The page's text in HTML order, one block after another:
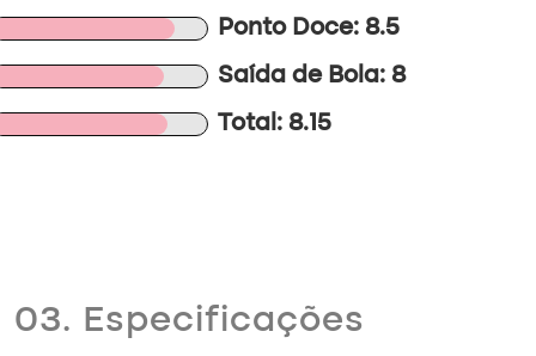
Ponto Doce: 8.5
Saída de Bola: 8
Total: 8.15
03. Especificações